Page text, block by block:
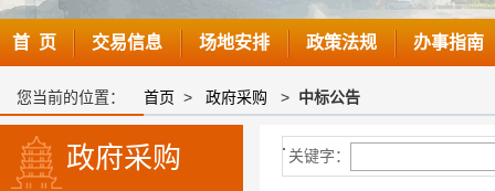
首 页 交易信息 场地安排 政策法规 办事指南
您当前的位置： 首页 > 政府采购 > 中标公告
政府采购 关键字：